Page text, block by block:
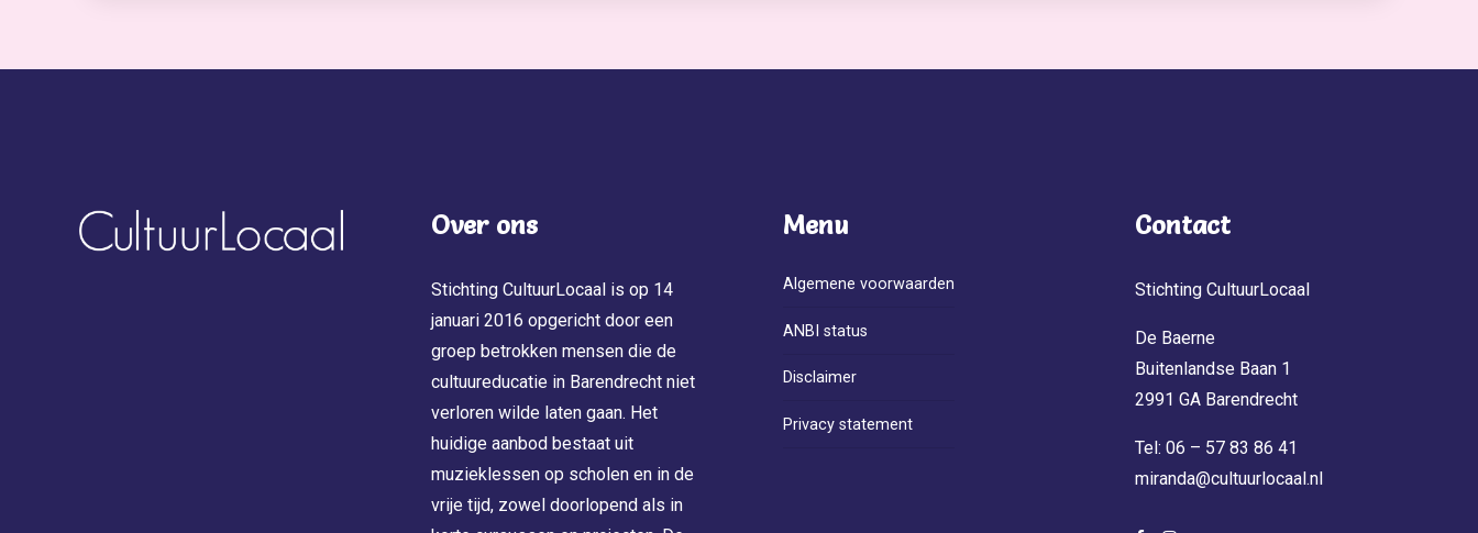
Over ons
Stichting CultuurLocaal is op 14
januari 2016 opgericht door een
groep betrokken mensen die de
cultuureducatie in Barendrecht niet
verloren wilde laten gaan. Het
huidige aanbod bestaat uit
muzieklessen op scholen en in de
vrije tijd, zowel doorlopend als in
Menu
Algemene voorwaarden
ANBI status
Disclaimer
Privacy statement
Contact
Stichting CultuurLocaal
De Baerne
Buitenlandse Baan 1
2991 GA Barendrecht
Tel: 06 – 57 83 86 41
miranda@cultuurlocaal.nl